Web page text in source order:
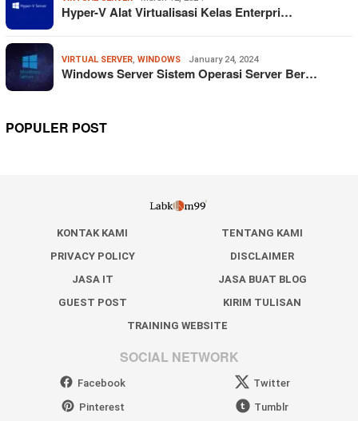
Hyper-V Alat Virtualisasi Kelas Enterpri…
VIRTUAL SERVER, WINDOWS January 24, 2024
Windows Server Sistem Operasi Server Ber…
POPULER POST
KONTAK KAMI
TENTANG KAMI
PRIVACY POLICY
DISCLAIMER
JASA IT
JASA BUAT BLOG
GUEST POST
KIRIM TULISAN
TRAINING WEBSITE
SOCIAL NETWORK
Facebook
Twitter
Pinterest
Tumblr